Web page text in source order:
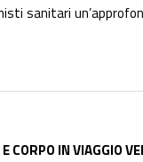
sanitari
IN VIAGGIO